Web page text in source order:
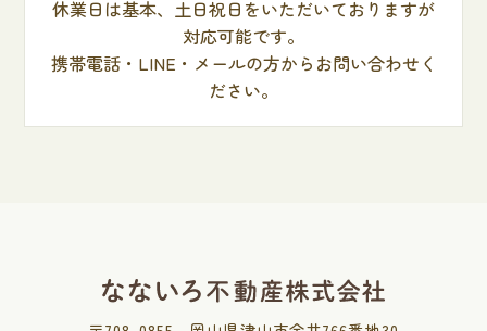
休業日は基本、土日祝日をいただいておりますが
対応可能です。
携帯電話・LINE・メールの方からお問い合わせく
ださい。